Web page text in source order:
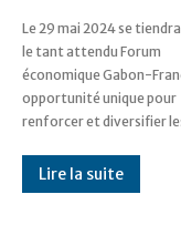
Le 29 mai 2024 se
le tant attendu Forum
économique Gabon-
opportunité unique pour
renforcer et diversifier
économiques entre les
À cet effet, le ministre de
l’Économie et des
Mays Mouissi, a présidé une
Lire la suite